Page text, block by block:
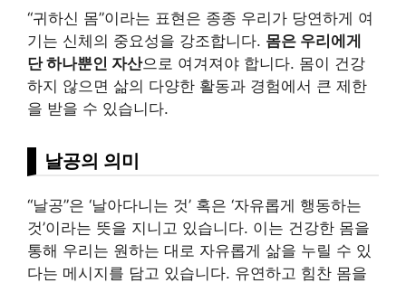
“귀하신 몸”이라는 표현은 종종 우리가 당연하게 여
기는 신체의 중요성을 강조합니다. 몸은 우리에게
단 하나뿐인 자산으로 여겨져야 합니다. 몸이 건강
하지 않으면 삶의 다양한 활동과 경험에서 큰 제한
을 받을 수 있습니다.
날공의 의미
“날공”은 ‘날아다니는 것’ 혹은 ‘자유롭게 행동하는
것’이라는 뜻을 지니고 있습니다. 이는 건강한 몸을
통해 우리는 원하는 대로 자유롭게 삶을 누릴 수 있
다는 메시지를 담고 있습니다. 유연하고 힘찬 몸을